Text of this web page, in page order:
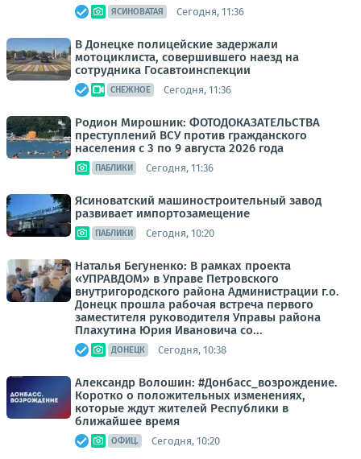
ЯСИНОВАТАЯ Сегодня, 11:36
В Донецке полицейские задержали
мотоциклиста, совершившего наезд на
сотрудника Госавтоинспекции
СНЕЖНОЕ Сегодня, 11:36
Родион Мирошник: ФОТОДОКАЗАТЕЛЬСТВА
преступлений ВСУ против гражданского
населения с 3 по 9 августа 2026 года
ПАБЛИКИ Сегодня, 11:36
Ясиноватский машиностроительный завод
развивает импортозамещение
ПАБЛИКИ Сегодня, 10:20
Наталья Бегуненко: В рамках проекта
«УПРАВДОМ» в Управе Петровского
внутригородского района Администрации г.о.
Донецк прошла рабочая встреча первого
заместителя руководителя Управы района
Плахутина Юрия Ивановича со...
ДОНЕЦК Сегодня, 10:38
Александр Волошин: #Донбасс_возрождение.
Коротко о положительных изменениях,
которые ждут жителей Республики в
ближайшее время
ОФИЦ. Сегодня, 10:20